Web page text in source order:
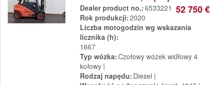
52 750 €
Dealer product no. 6533221
Rok produkcji 2020
Liczba motogodzin wg wskazania
licznika (h)
1667
Typ wózka Czołowy wózek widłowy 4
kołowy
Rodzaj napędu Diesel